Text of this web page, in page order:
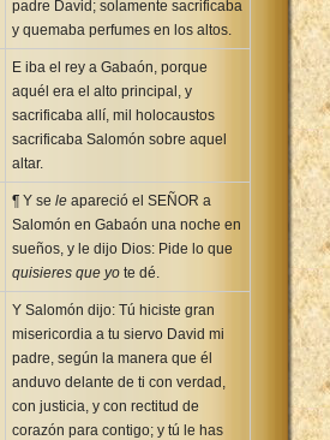
padre David; solamente sacrificaba
y quemaba perfumes en los altos.
E iba el rey a Gabaón, porque
aquél era el alto principal, y
sacrificaba allí, mil holocaustos
sacrificaba Salomón sobre aquel
altar.
¶ Y se le apareció el SEÑOR a
Salomón en Gabaón una noche en
sueños, y le dijo Dios: Pide lo que
quisieres que yo te dé.
Y Salomón dijo: Tú hiciste gran
misericordia a tu siervo David mi
padre, según la manera que él
anduvo delante de ti con verdad,
con justicia, y con rectitud de
corazón para contigo; y tú le has